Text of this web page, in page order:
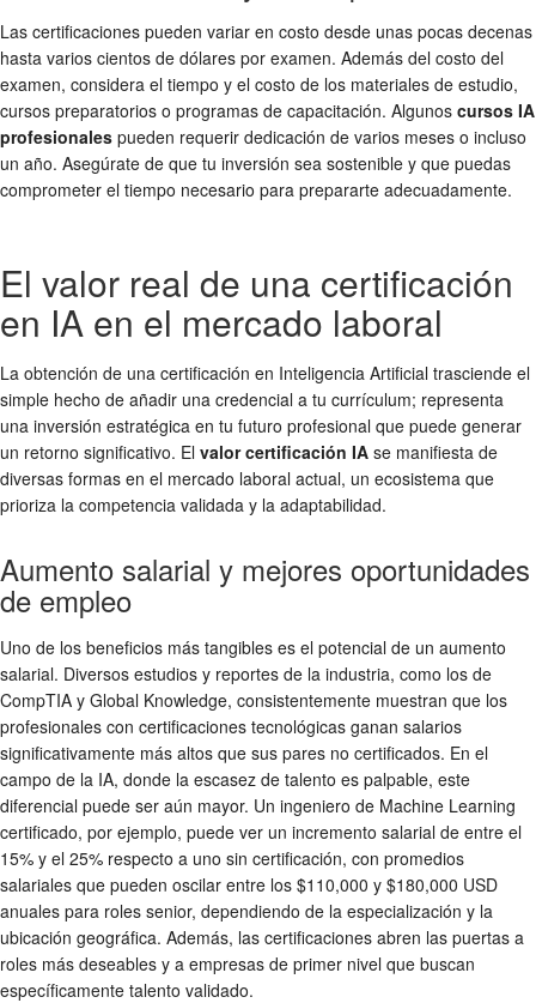
Las certificaciones pueden variar en costo desde unas pocas decenas
hasta varios cientos de dólares por examen. Además del costo del
examen, considera el tiempo y el costo de los materiales de estudio,
cursos preparatorios o programas de capacitación. Algunos cursos IA
profesionales pueden requerir dedicación de varios meses o incluso
un año. Asegúrate de que tu inversión sea sostenible y que puedas
comprometer el tiempo necesario para prepararte adecuadamente.
El valor real de una certificación
en IA en el mercado laboral
La obtención de una certificación en Inteligencia Artificial trasciende el
simple hecho de añadir una credencial a tu currículum; representa
una inversión estratégica en tu futuro profesional que puede generar
un retorno significativo. El valor certificación IA se manifiesta de
diversas formas en el mercado laboral actual, un ecosistema que
prioriza la competencia validada y la adaptabilidad.
Aumento salarial y mejores oportunidades
de empleo
Uno de los beneficios más tangibles es el potencial de un aumento
salarial. Diversos estudios y reportes de la industria, como los de
CompTIA y Global Knowledge, consistentemente muestran que los
profesionales con certificaciones tecnológicas ganan salarios
significativamente más altos que sus pares no certificados. En el
campo de la IA, donde la escasez de talento es palpable, este
diferencial puede ser aún mayor. Un ingeniero de Machine Learning
certificado, por ejemplo, puede ver un incremento salarial de entre el
15% y el 25% respecto a uno sin certificación, con promedios
salariales que pueden oscilar entre los $110,000 y $180,000 USD
anuales para roles senior, dependiendo de la especialización y la
ubicación geográfica. Además, las certificaciones abren las puertas a
roles más deseables y a empresas de primer nivel que buscan
específicamente talento validado.